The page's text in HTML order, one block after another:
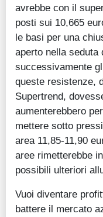
avrebbe con il
posti sui 10,665
le basi per una
aperto nella seduta
successivamente
queste resistenze,
Supertrend,
aumenterebbero
mettere sotto
area 11,85-11,90
aree rimetterebbe
possibili ulteriori
Vuoi diventare
battere il mercato